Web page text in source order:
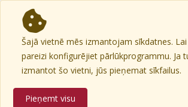
Šajā vietnē mēs izmantojam sīkdatnes.
pareizi konfigurējiet pārlūkprogrammu. Ja
izmantot šo vietni, jūs pieņemat sīkfailus.
Pieņemt visu